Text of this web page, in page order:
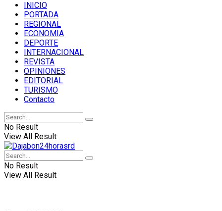
INICIO
PORTADA
REGIONAL
ECONOMIA
DEPORTE
INTERNACIONAL
REVISTA
OPINIONES
EDITORIAL
TURISMO
Contacto
No Result
View All Result
No Result
View All Result